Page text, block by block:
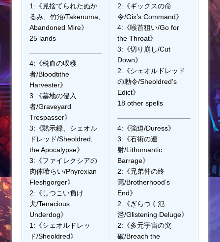
1:《見捨てられたぬか
るみ、竹沼/Takenuma,
Abandoned Mire》
25 lands
4:《税血の収穫
者/Bloodtithe
Harvester》
3:《墓地の侵入
者/Graveyard
Trespasser》
3:《黙示録、シェオル
ドレッド/Sheoldred,
the Apocalypse》
3:《ファイレクシアの
肉体喰らい/Phyrexian
Fleshgorger》
2:《しつこい負け
犬/Tenacious
Underdog》
1:《シェオルドレッ
ド/Sheoldred》
2:《ギックスの命
令/Gix’s Command》
4:《喉首狙い/Go for
the Throat》
3:《切り崩し/Cut
Down》
2:《シェオルドレッド
の勅令/Sheoldred’s
Edict》
18 other spells
4:《強迫/Duress》
3:《石術の連
射/Lithomantic
Barrage》
2:《兄弟仲の終
焉/Brotherhood’s
End》
2:《ぎらつく氾
濫/Glistening Deluge》
2:《多元宇宙の突
破/Breach the